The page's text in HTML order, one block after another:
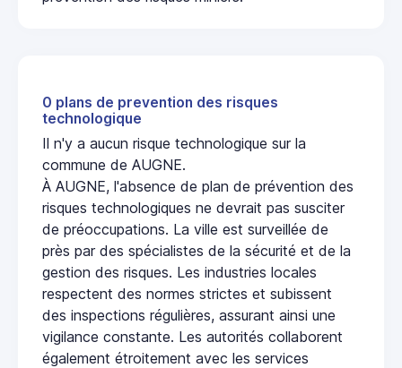
0 plans de prevention des risques
technologique
Il n'y a aucun risque technologique sur la
commune de AUGNE.
À AUGNE, l'absence de plan de prévention des
risques technologiques ne devrait pas susciter
de préoccupations. La ville est surveillée de
près par des spécialistes de la sécurité et de la
gestion des risques. Les industries locales
respectent des normes strictes et subissent
des inspections régulières, assurant ainsi une
vigilance constante. Les autorités collaborent
également étroitement avec les services